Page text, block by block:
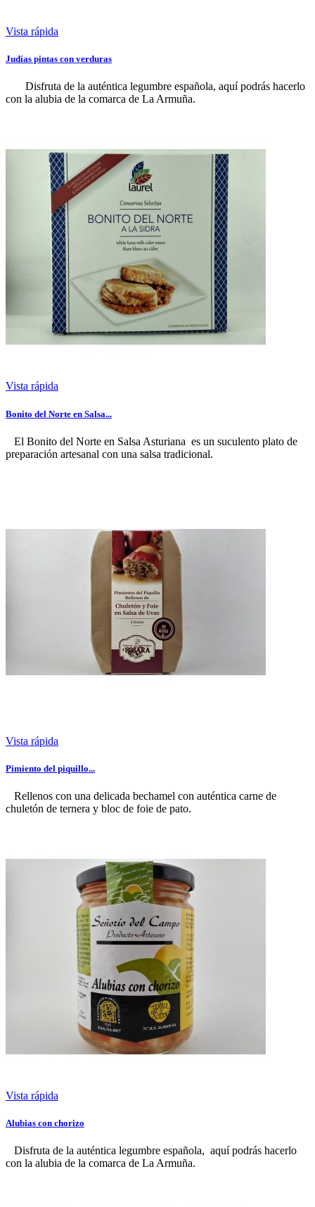
Vista rápida
Judías pintas con verduras
Disfruta de la auténtica legumbre española, aquí podrás hacerlo
con la alubia de la comarca de La Armuña.
Vista rápida
Bonito del Norte en Salsa...
El Bonito del Norte en Salsa Asturiana es un suculento plato de
preparación artesanal con una salsa tradicional.
Vista rápida
Pimiento del piquillo...
Rellenos con una delicada bechamel con auténtica carne de
chuletón de ternera y bloc de foie de pato.
Vista rápida
Alubias con chorizo
Disfruta de la auténtica legumbre española, aquí podrás hacerlo
con la alubia de la comarca de La Armuña.